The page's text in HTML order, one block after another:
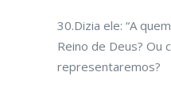
30.Dizia ele: “A
Reino de Deus? Ou
representaremos?